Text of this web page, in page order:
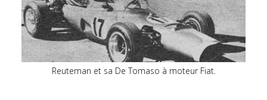
Reuteman et sa De Tomaso à moteur Fiat.